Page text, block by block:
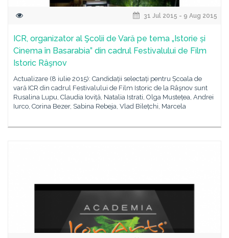
31 Jul 2015 - 9 Aug 2015
ICR, organizator al Şcolii de Vară pe tema „Istorie și
Cinema în Basarabia” din cadrul Festivalului de Film
Istoric Râşnov
Actualizare (8 iulie 2015): Candidații selectați pentru Școala de
vară ICR din cadrul Festivalului de Film Istoric de la Râşnov sunt
Rusalina Lupu, Claudia Ioviță, Natalia Istrati, Olga Mustețea, Andrei
Iurco, Corina Bezer, Sabina Rebeja, Vlad Bilețchi, Marcela